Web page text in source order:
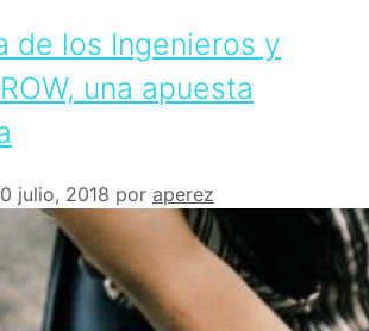
de los Ingenieros y
una apuesta
julio, 2018 por aperez